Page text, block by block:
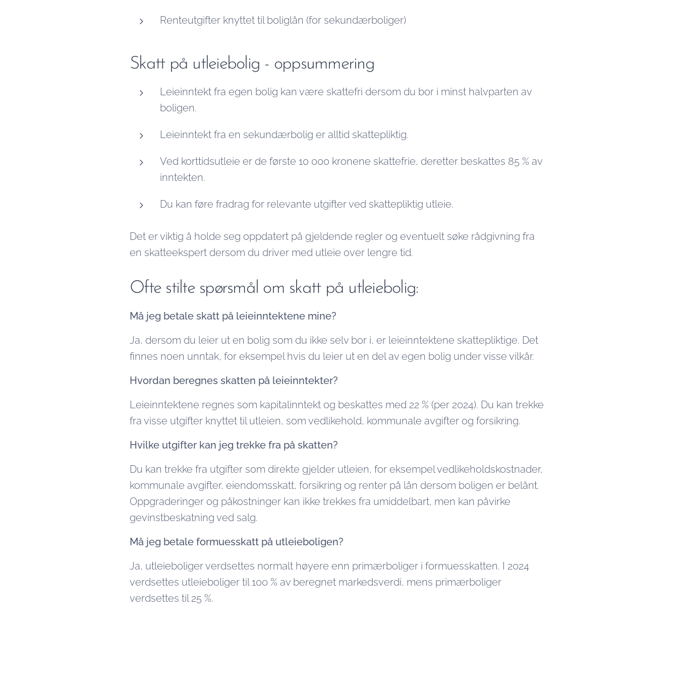
Renteutgifter knyttet til boliglån (for sekundærboliger)
Skatt på utleiebolig - oppsummering
Leieinntekt fra egen bolig kan være skattefri dersom du bor i minst halvparten av
boligen.
Leieinntekt fra en sekundærbolig er alltid skattepliktig.
Ved korttidsutleie er de første 10 000 kronene skattefrie, deretter beskattes 85 % av
inntekten.
Du kan føre fradrag for relevante utgifter ved skattepliktig utleie.
Det er viktig å holde seg oppdatert på gjeldende regler og eventuelt søke rådgivning fra
en skatteekspert dersom du driver med utleie over lengre tid.
Ofte stilte spørsmål om skatt på utleiebolig:
Må jeg betale skatt på leieinntektene mine?
Ja, dersom du leier ut en bolig som du ikke selv bor i, er leieinntektene skattepliktige. Det
finnes noen unntak, for eksempel hvis du leier ut en del av egen bolig under visse vilkår.
Hvordan beregnes skatten på leieinntekter?
Leieinntektene regnes som kapitalinntekt og beskattes med 22 % (per 2024). Du kan trekke
fra visse utgifter knyttet til utleien, som vedlikehold, kommunale avgifter og forsikring.
Hvilke utgifter kan jeg trekke fra på skatten?
Du kan trekke fra utgifter som direkte gjelder utleien, for eksempel vedlikeholdskostnader,
kommunale avgifter, eiendomsskatt, forsikring og renter på lån dersom boligen er belånt.
Oppgraderinger og påkostninger kan ikke trekkes fra umiddelbart, men kan påvirke
gevinstbeskatning ved salg.
Må jeg betale formuesskatt på utleieboligen?
Ja, utleieboliger verdsettes normalt høyere enn primærboliger i formuesskatten. I 2024
verdsettes utleieboliger til 100 % av beregnet markedsverdi, mens primærboliger
verdsettes til 25 %.